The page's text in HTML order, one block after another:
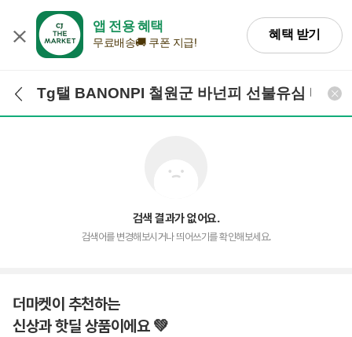
앱 전용 혜택
무료배송🚚 쿠폰 지급!
혜택 받기
검색어 입력 검
검색 결과가 없어요.
검색어를 변경해보시거나 띄어쓰기를 확인해보세요.
더마켓이 추천하는
신상과 핫딜 상품이에요 💚